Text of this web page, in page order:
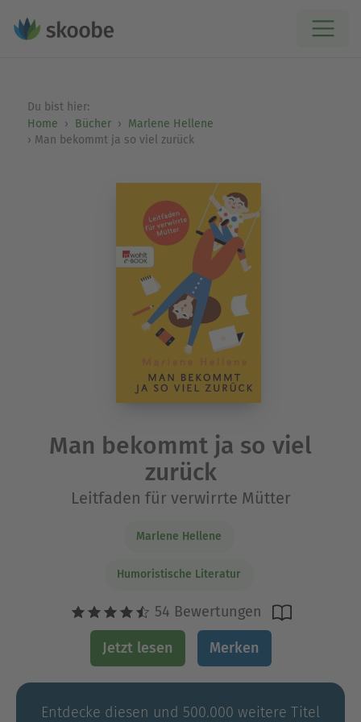
Du bist hier:
Home
Bücher
Marlene Hellene
Man bekommt ja so viel zurück
Man bekommt ja so viel
zurück
Leitfaden für verwirrte Mütter
Marlene Hellene
Humoristische Literatur
54 Bewertungen
Jetzt lesen Merken
Entdecke diesen und 500.000 weitere Titel